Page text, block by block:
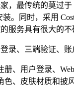
，最传统的莫过
。同时，采用
服务具有很大的
录、三端验证、
、用户登录、
色、皮肤材质和